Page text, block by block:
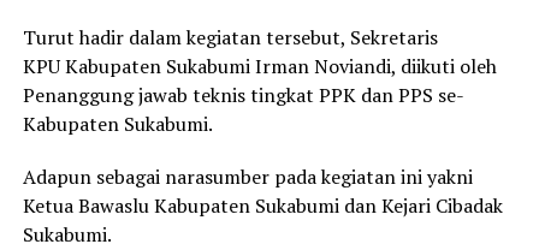
Turut hadir dalam kegiatan tersebut, Sekretaris
KPU Kabupaten Sukabumi Irman Noviandi, diikuti oleh
Penanggung jawab teknis tingkat PPK dan PPS se-
Kabupaten Sukabumi.
Adapun sebagai narasumber pada kegiatan ini yakni
Ketua Bawaslu Kabupaten Sukabumi dan Kejari Cibadak
Sukabumi.